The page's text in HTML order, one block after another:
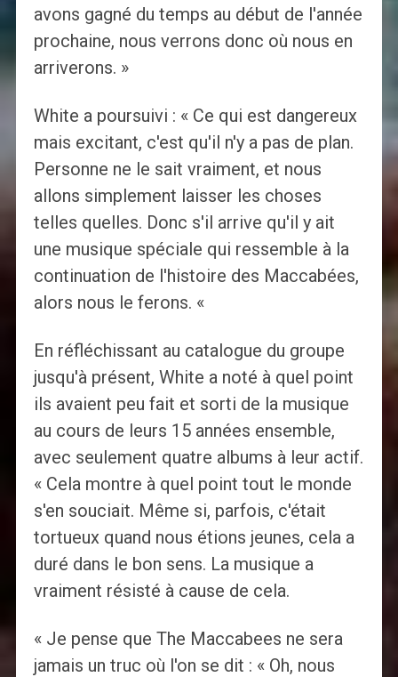
avons gagné du temps au début de l'année
prochaine, nous verrons donc où nous en
arriverons. »
White a poursuivi : « Ce qui est dangereux
mais excitant, c'est qu'il n'y a pas de plan.
Personne ne le sait vraiment, et nous
allons simplement laisser les choses
telles quelles. Donc s'il arrive qu'il y ait
une musique spéciale qui ressemble à la
continuation de l'histoire des Maccabées,
alors nous le ferons. «
En réfléchissant au catalogue du groupe
jusqu'à présent, White a noté à quel point
ils avaient peu fait et sorti de la musique
au cours de leurs 15 années ensemble,
avec seulement quatre albums à leur actif.
« Cela montre à quel point tout le monde
s'en souciait. Même si, parfois, c'était
tortueux quand nous étions jeunes, cela a
duré dans le bon sens. La musique a
vraiment résisté à cause de cela.
« Je pense que The Maccabees ne sera
jamais un truc où l'on se dit : « Oh, nous